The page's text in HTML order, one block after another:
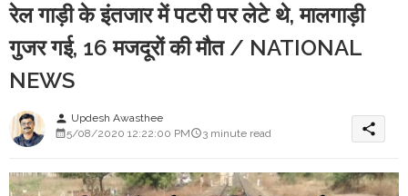
रेल गाड़ी के इंतजार में पटरी पर लेटे थे, मालगाड़ी
गुजर गई, 16 मजदूरों की मौत / NATIONAL
NEWS
person Updesh Awasthee
5/08/2020 12:22:00 PM
3 minute read share